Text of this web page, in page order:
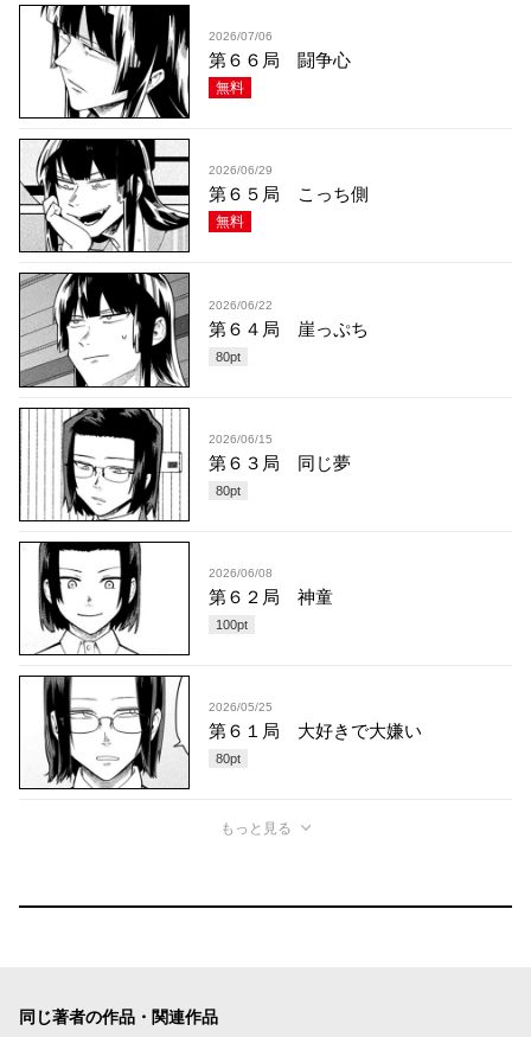
2026/07/06
第６６局 闘争心
無料
2026/06/29
第６５局 こっち側
無料
2026/06/22
第６４局 崖っぷち
80pt
2026/06/15
第６３局 同じ夢
80pt
2026/06/08
第６２局 神童
100pt
2026/05/25
第６１局 大好きで大嫌い
80pt
もっと見る
同じ著者の作品・関連作品